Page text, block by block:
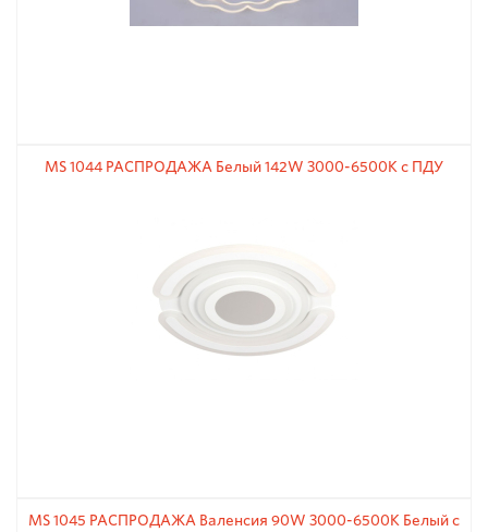
MS 1044 РАСПРОДАЖА Белый 142W 3000-6500К с ПДУ
MS 1045 РАСПРОДАЖА Валенсия 90W 3000-6500К Белый с